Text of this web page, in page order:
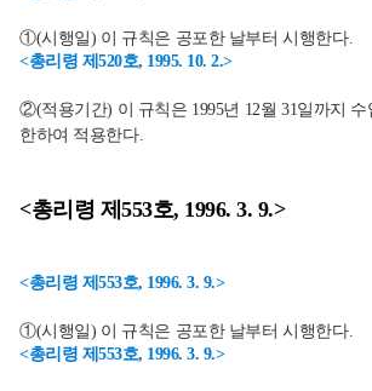
①(시행일) 이 규칙은 공포한 날부터 시행한다.
<총리령 제520호, 1995. 10. 2.>
②(적용기간) 이 규칙은 1995년 12월 31일까지 수
한하여 적용한다.
<총리령 제553호, 1996. 3. 9.>
<총리령 제553호, 1996. 3. 9.>
①(시행일) 이 규칙은 공포한 날부터 시행한다.
<총리령 제553호, 1996. 3. 9.>